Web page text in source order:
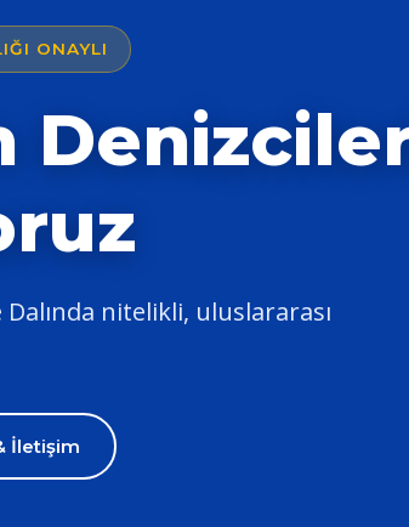
ONAYLI
nitelikli, uluslararası
İletişim